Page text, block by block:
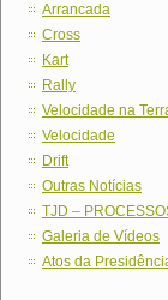
Arrancada
Cross
Kart
Rally
Velocidade na
Velocidade
Drift
Outras Notícias
TJD –
Galeria de Vídeos
Atos da